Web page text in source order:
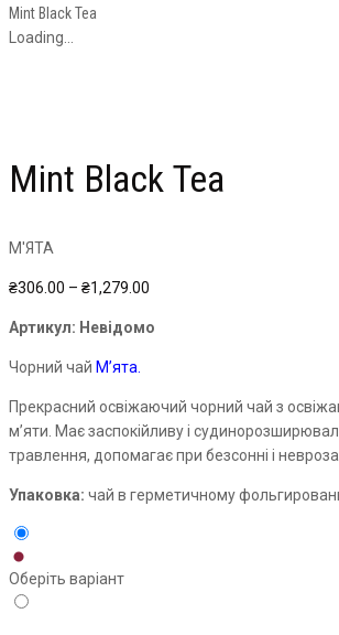
Mint Black Tea
Loading...
Mint Black Tea
М'ЯТА
₴306.00 – ₴1,279.00
₴306.00
Артикул: Невідомо
Чорний чай М’ята.
Прекрасний освіжаючий чорний чай з
м’яти. Має заспокійливу і
травлення, допомагає при безсонні і
Упаковка: чай в герметичному
Оберіть варіант